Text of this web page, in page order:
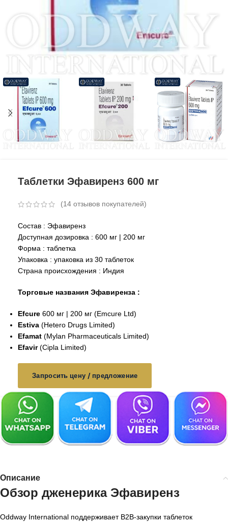
Таблетки Эфавиренз 600 мг
(14 отзывов покупателей)
Состав : Эфавиренз
Доступная дозировка : 600 мг | 200 мг
Форма : таблетка
Упаковка : упаковка из 30 таблеток
Страна происхождения : Индия
Торговые названия Эфавиренза :
Efcure 600 мг | 200 мг (Emcure Ltd)
Estiva (Hetero Drugs Limited)
Efamat (Mylan Pharmaceuticals Limited)
Efavir(Cipla Limited)
Запросить цену / предложение
Описание
Обзор дженерика Эфавиренз
Oddway International поддерживает B2B-закупки таблеток